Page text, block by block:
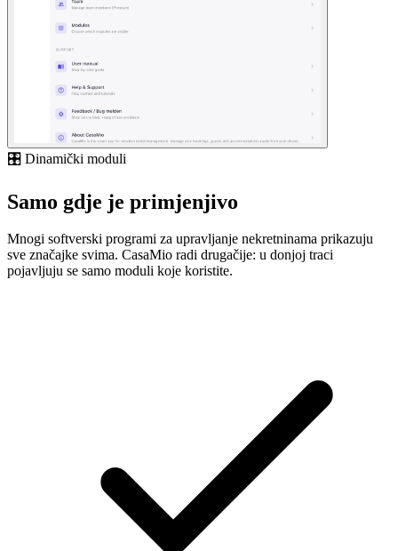
🎛️ Dinamički moduli
Samo gdje je primjenjivo
Mnogi softverski programi za upravljanje nekretninama prikazuju
sve značajke svima. CasaMio radi drugačije: u donjoj traci
pojavljuju se samo moduli koje koristite.